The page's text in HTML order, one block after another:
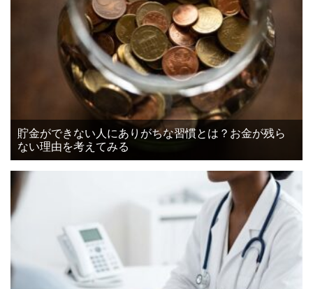
貯金ができない人にありがちな習慣とは？お金が残ら
ない理由を考えてみる